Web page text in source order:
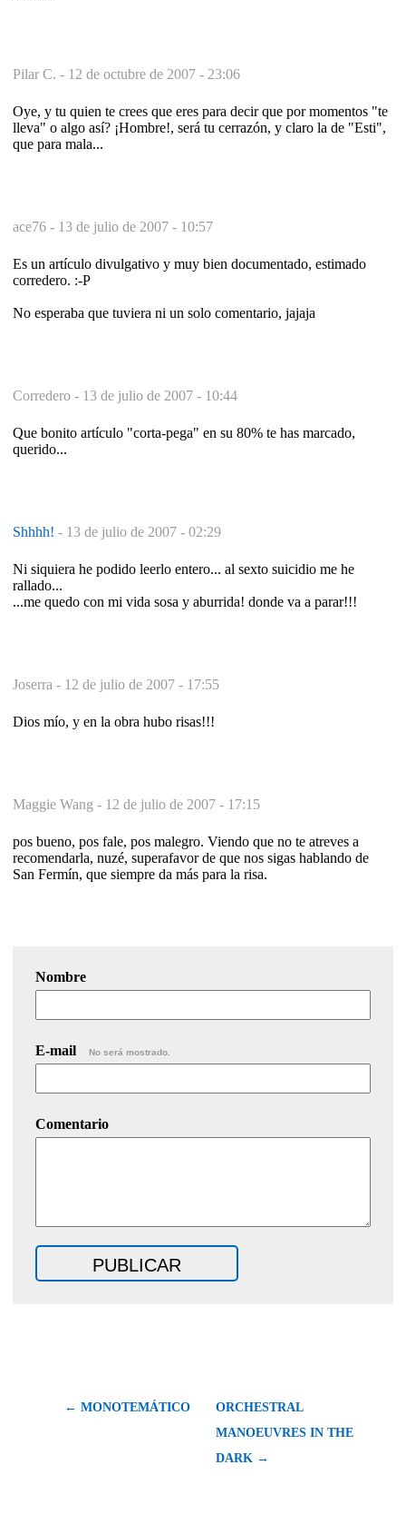
Pilar C. - 12 de octubre de 2007 - 23:06
Oye, y tu quien te crees que eres para decir que por momentos "te
lleva" o algo así? ¡Hombre!, será tu cerrazón, y claro la de "Esti",
que para mala...
ace76 - 13 de julio de 2007 - 10:57
Es un artículo divulgativo y muy bien documentado, estimado
corredero. :-P
No esperaba que tuviera ni un solo comentario, jajaja
Corredero - 13 de julio de 2007 - 10:44
Que bonito artículo "corta-pega" en su 80% te has marcado,
querido...
Shhhh! - 13 de julio de 2007 - 02:29
Ni siquiera he podido leerlo entero... al sexto suicidio me he
rallado...
...me quedo con mi vida sosa y aburrida! donde va a parar!!!
Joserra - 12 de julio de 2007 - 17:55
Dios mío, y en la obra hubo risas!!!
Maggie Wang - 12 de julio de 2007 - 17:15
pos bueno, pos fale, pos malegro. Viendo que no te atreves a
recomendarla, nuzé, superafavor de que nos sigas hablando de
San Fermín, que siempre da más para la risa.
Nombre
E-mail No será mostrado.
Comentario
← MONOTEMÁTICO
ORCHESTRAL
MANOEUVRES IN THE
DARK →